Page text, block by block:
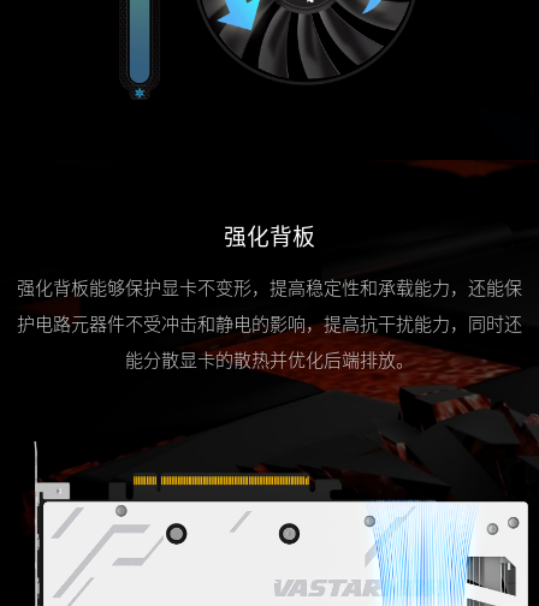
强化背板
强化背板能够保护显卡不变形，提高稳定性和承载能力，还能保
护电路元器件不受冲击和静电的影响，提高抗干扰能力，同时还
能分散显卡的散热并优化后端排放。